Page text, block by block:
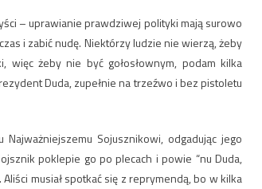
– uprawianie prawdziwej polityki mają surowo
i zabić nudę. Niektórzy ludzie nie wierzą, żeby
więc żeby nie być gołosłownym, podam kilka
Duda, zupełnie na trzeźwo i bez pistoletu
Sojusznikowi, odgadując jego
poklepie go po plecach i powie “nu Duda,
musiał spotkać się z reprymendą, bo w kilka